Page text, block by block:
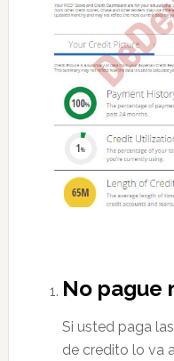
No pague
Si usted paga
de credito lo va